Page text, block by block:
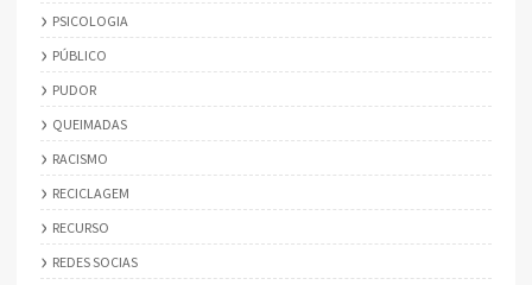
PSICOLOGIA
PÚBLICO
PUDOR
QUEIMADAS
RACISMO
RECICLAGEM
RECURSO
REDES SOCIAS